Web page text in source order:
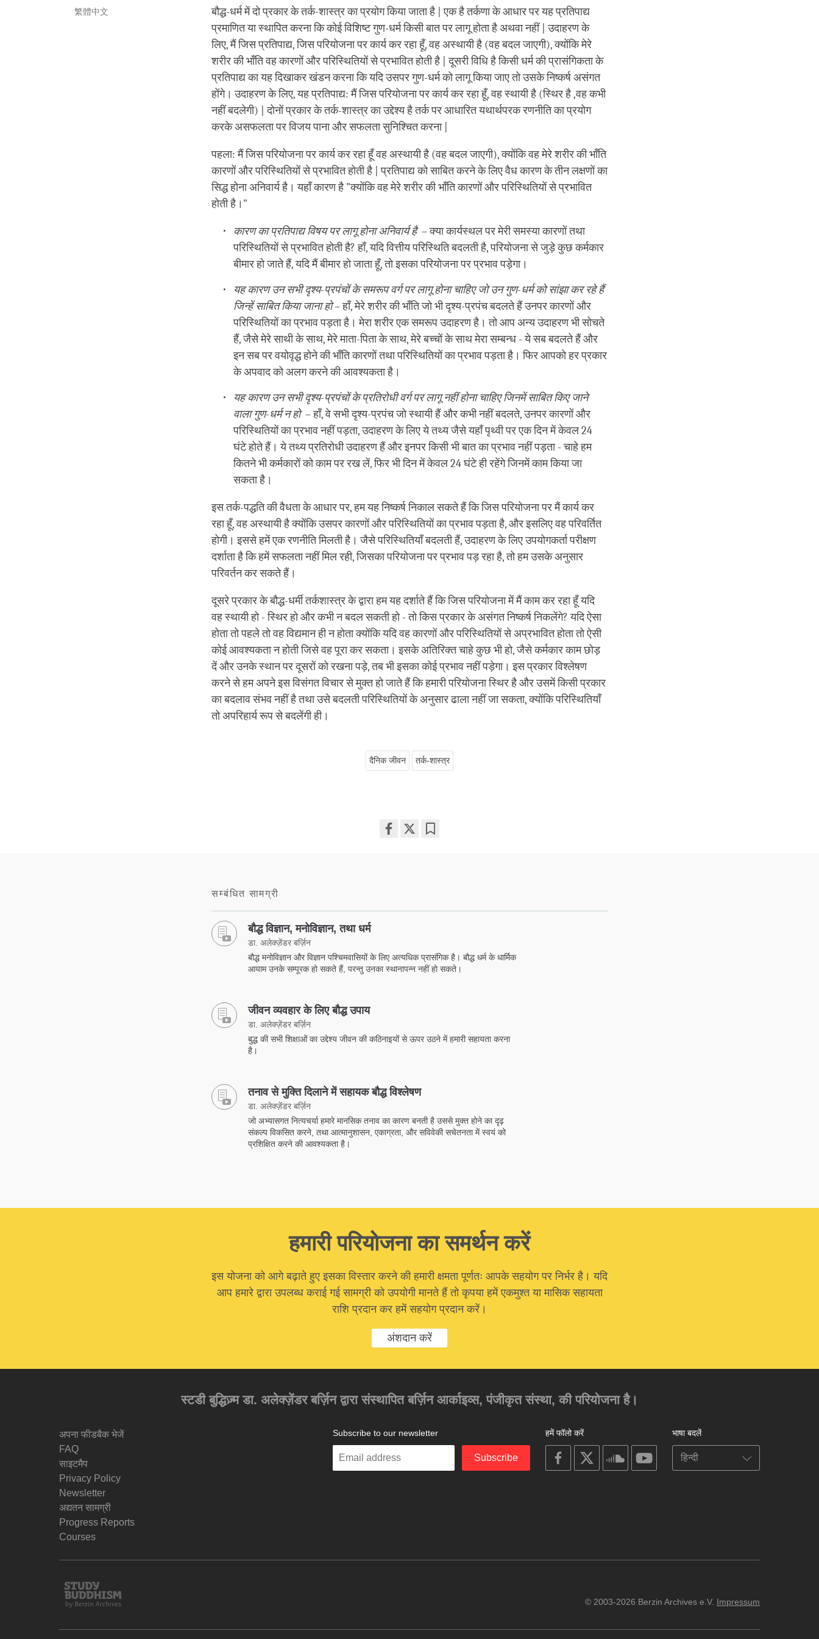
繁體中文
बौद्ध-धर्म में दो प्रकार के तर्क-शास्त्र का प्रयोग किया जाता है | एक है तर्कणा के आधार पर यह प्रतिपाद्य
प्रमाणित या स्थापित करना कि कोई विशिष्ट गुण-धर्म किसी बात पर लागू होता है अथवा नहीं | उदाहरण के
लिए, मैं जिस प्रतिपाद्य, जिस परियोजना पर कार्य कर रहा हूँ, वह अस्थायी है (वह बदल जाएगी), क्योंकि मेरे
शरीर की भाँति वह कारणों और परिस्थितियों से प्रभावित होती है | दूसरी विधि है किसी धर्म की प्रासंगिकता के
प्रतिपाद्य का यह दिखाकर खंडन करना कि यदि उसपर गुण-धर्म को लागू किया जाए तो उसके निष्कर्ष असंगत
होंगे। उदाहरण के लिए, यह प्रतिपाद्य: मैं जिस परियोजना पर कार्य कर रहा हूँ, वह स्थायी है (स्थिर है ,वह कभी
नहीं बदलेगी) | दोनों प्रकार के तर्क-शास्त्र का उद्देश्य है तर्क पर आधारित यथार्थपरक रणनीति का प्रयोग
करके असफलता पर विजय पाना और सफलता सुनिश्चित करना |
पहला: मैं जिस परियोजना पर कार्य कर रहा हूँ वह अस्थायी है (वह बदल जाएगी), क्योंकि वह मेरे शरीर की भाँति
कारणों और परिस्थितियों से प्रभावित होती है | प्रतिपाद्य को साबित करने के लिए वैध कारण के तीन लक्षणों का
सिद्ध होना अनिवार्य है। यहाँ कारण है "क्योंकि वह मेरे शरीर की भाँति कारणों और परिस्थितियों से प्रभावित
होती है।"
कारण का प्रतिपाद्य विषय पर लागू होना अनिवार्य है– क्या कार्यस्थल पर मेरी समस्या कारणों तथा
परिस्थितियों से प्रभावित होती है? हाँ, यदि वित्तीय परिस्थिति बदलती है, परियोजना से जुड़े कुछ कर्मकार
बीमार हो जाते हैं, यदि मैं बीमार हो जाता हूँ, तो इसका परियोजना पर प्रभाव पड़ेगा।
यह कारण उन सभी दृश्य-प्रपंचों के समरूप वर्ग पर लागू होना चाहिए जो उन गुण-धर्म को सांझा कर रहे हैं
जिन्हें साबित किया जाना हो– हाँ, मेरे शरीर की भाँति जो भी दृश्य-प्रपंच बदलते हैं उनपर कारणों और
परिस्थितियों का प्रभाव पड़ता है। मेरा शरीर एक समरूप उदाहरण है। तो आप अन्य उदाहरण भी सोचते
हैं, जैसे मेरे साथी के साथ, मेरे माता-पिता के साथ, मेरे बच्चों के साथ मेरा सम्बन्ध - ये सब बदलते हैं और
इन सब पर वयोवृद्ध होने की भाँति कारणों तथा परिस्थितियों का प्रभाव पड़ता है। फिर आपको हर प्रकार
के अपवाद को अलग करने की आवश्यकता है।
यह कारण उन सभी दृश्य-प्रपंचों के प्रतिरोधी वर्ग पर लागू नहीं होना चाहिए जिनमें साबित किए जाने
वाला गुण-धर्म न हो– हाँ, वे सभी दृश्य-प्रपंच जो स्थायी हैं और कभी नहीं बदलते, उनपर कारणों और
परिस्थितियों का प्रभाव नहीं पड़ता, उदाहरण के लिए ये तथ्य जैसे यहाँ पृथ्वी पर एक दिन में केवल 24
घंटे होते हैं। ये तथ्य प्रतिरोधी उदाहरण हैं और इनपर किसी भी बात का प्रभाव नहीं पड़ता - चाहे हम
कितने भी कर्मकारों को काम पर रख लें, फिर भी दिन में केवल 24 घंटे ही रहेंगे जिनमें काम किया जा
सकता है।
इस तर्क-पद्धति की वैधता के आधार पर, हम यह निष्कर्ष निकाल सकते हैं कि जिस परियोजना पर मैं कार्य कर
रहा हूँ, वह अस्थायी है क्योंकि उसपर कारणों और परिस्थितियों का प्रभाव पड़ता है, और इसलिए वह परिवर्तित
होगी। इससे हमें एक रणनीति मिलती है। जैसे परिस्थितियाँ बदलती हैं, उदाहरण के लिए उपयोगकर्ता परीक्षण
दर्शाता है कि हमें सफलता नहीं मिल रही, जिसका परियोजना पर प्रभाव पड़ रहा है, तो हम उसके अनुसार
परिवर्तन कर सकते हैं।
दूसरे प्रकार के बौद्ध-धर्मी तर्कशास्त्र के द्वारा हम यह दर्शाते हैं कि जिस परियोजना में मैं काम कर रहा हूँ यदि
वह स्थायी हो - स्थिर हो और कभी न बदल सकती हो - तो किस प्रकार के असंगत निष्कर्ष निकलेंगे? यदि ऐसा
होता तो पहले तो वह विद्यमान ही न होता क्योंकि यदि वह कारणों और परिस्थितियों से अप्रभावित होता तो ऐसी
कोई आवश्यकता न होती जिसे वह पूरा कर सकता। इसके अतिरिक्त चाहे कुछ भी हो, जैसे कर्मकार काम छोड़
दें और उनके स्थान पर दूसरों को रखना पड़े, तब भी इसका कोई प्रभाव नहीं पड़ेगा। इस प्रकार विश्लेषण
करने से हम अपने इस विसंगत विचार से मुक्त हो जाते हैं कि हमारी परियोजना स्थिर है और उसमें किसी प्रकार
का बदलाव संभव नहीं है तथा उसे बदलती परिस्थितियों के अनुसार ढाला नहीं जा सकता, क्योंकि परिस्थितियाँ
तो अपरिहार्य रूप से बदलेंगी ही।
दैनिक जीवन तर्क-शास्त्र
सम्बंधित सामग्री
बौद्ध विज्ञान, मनोविज्ञान, तथा धर्म
डा. अलेक्ज़ेंडर बर्ज़िन
बौद्ध मनोविज्ञान और विज्ञान पश्चिमवासियों के लिए अत्यधिक प्रासंगिक है। बौद्ध धर्म के धार्मिक
आयाम उनके सम्पूरक हो सकते हैं, परन्तु उनका स्थानापन्न नहीं हो सकते।
जीवन व्यवहार के लिए बौद्ध उपाय
डा. अलेक्ज़ेंडर बर्ज़िन
बुद्ध की सभी शिक्षाओं का उद्देश्य जीवन की कठिनाइयों से ऊपर उठने में हमारी सहायता करना
है।
तनाव से मुक्ति दिलाने में सहायक बौद्ध विश्लेषण
डा. अलेक्ज़ेंडर बर्ज़िन
जो अभ्यासगत नित्यचर्या हमारे मानसिक तनाव का कारण बनती है उससे मुक्त होने का दृढ़
संकल्प विकसित करने, तथा आत्मानुशासन, एकाग्रता, और सविवेकी सचेतनता में स्वयं को
प्रशिक्षित करने की आवश्यकता है।
हमारी परियोजना का समर्थन करें
इस योजना को आगे बढ़ाते हुए इसका विस्तार करने की हमारी क्षमता पूर्णतः आपके सहयोग पर निर्भर है। यदि
आप हमारे द्वारा उपलब्ध कराई गई सामग्री को उपयोगी मानते हैं तो कृपया हमें एकमुश्त या मासिक सहायता
राशि प्रदान कर हमें सहयोग प्रदान करें।
अंशदान करें
स्टडी बुद्धिज़्म डा. अलेक्ज़ेंडर बर्ज़िन द्वारा संस्थापित बर्ज़िन आर्काइव्स, पंजीकृत संस्था, की परियोजना है।
अपना फीडबैक भेजें
FAQ
साइटमैप
Privacy Policy
Newsletter
अद्यतन सामग्री
Progress Reports
Courses
भाषा बदलें
हमें फॉलो करें
on
facebook
soundcloudyoutube
Subscribe to our newsletter
Enter
Subscribe
Study
Buddhism
© 2003-2026 Berzin Archives e.V. Impressum